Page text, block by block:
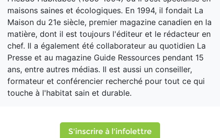
maisons saines et écologiques. En 1994, il fondait La
Maison du 21e siècle, premier magazine canadien en la
matière, dont il est toujours l'éditeur et le rédacteur en
chef. Il a également été collaborateur au quotidien La
Presse et au magazine Guide Ressources pendant 15
ans, entre autres médias. Il est aussi un conseiller,
formateur et conférencier recherché pour tout ce qui
touche à l'habitat sain et durable.
S'inscrire à l'infolettre